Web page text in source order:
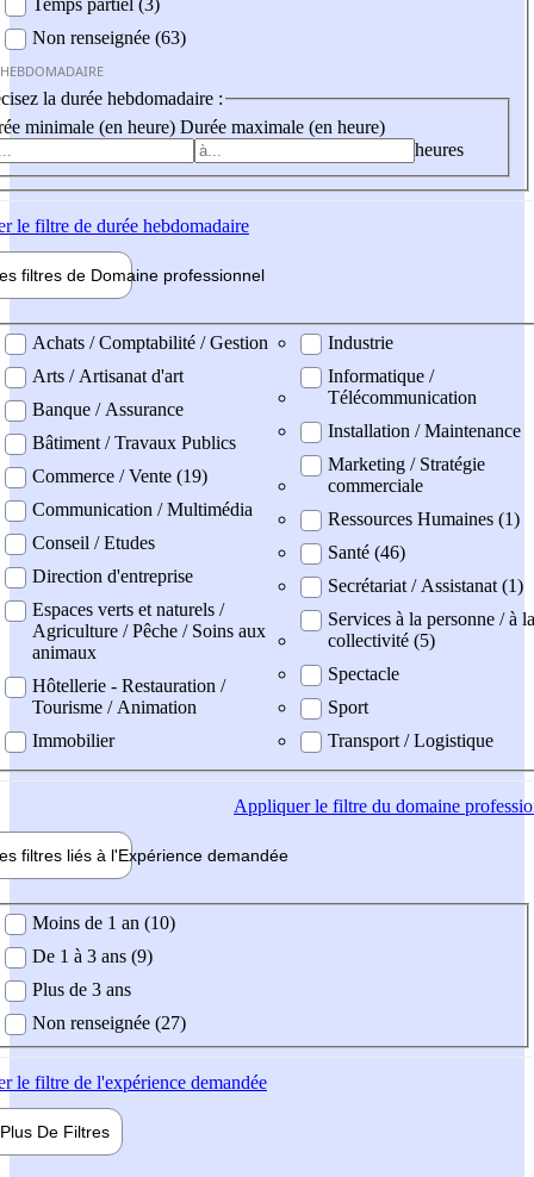
Temps partiel (3)
Non renseignée (63)
la durée hebdomadaire :
minimale (en heure) Durée maximale (en heure)
heures
le filtre de durée hebdomadaire
filtres de Domaine professionnel
professionel
Achats / Comptabilité / Gestion
Arts / Artisanat d'art
Banque / Assurance
Bâtiment / Travaux Publics
Commerce / Vente (19)
Communication / Multimédia
Conseil / Etudes
Direction d'entreprise
Espaces verts et naturels /
Agriculture / Pêche / Soins aux
animaux
Hôtellerie - Restauration /
Tourisme / Animation
Immobilier
Industrie
Informatique /
Télécommunication
Installation / Maintenance
Marketing / Stratégie
commerciale
Ressources Humaines (1)
Santé (46)
Secrétariat / Assistanat (1)
Services à la personne / à la
collectivité (5)
Spectacle
Sport
Transport / Logistique
Appliquerle filtre du domaine
filtres liés à l'Expérience demandée
demandée
Moins de 1 an (10)
De 1 à 3 ans (9)
Plus de 3 ans
Non renseignée (27)
le filtre de l'expérience demandée
Plus De Filtres